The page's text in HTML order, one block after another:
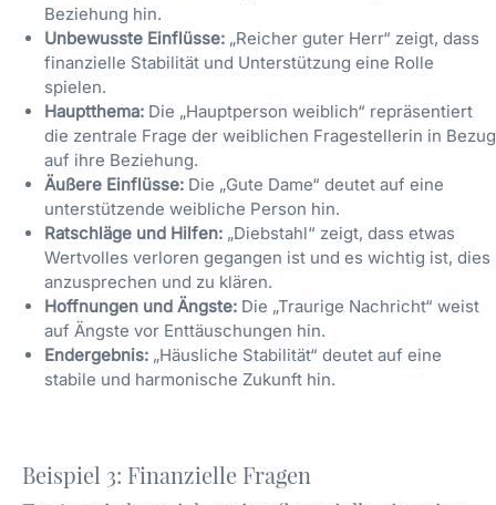
Beziehung hin.
Unbewusste Einflüsse: „Reicher guter Herr“ zeigt, dass
finanzielle Stabilität und Unterstützung eine Rolle
spielen.
Hauptthema: Die „Hauptperson weiblich“ repräsentiert
die zentrale Frage der weiblichen Fragestellerin in Bezug
auf ihre Beziehung.
Äußere Einflüsse: Die „Gute Dame“ deutet auf eine
unterstützende weibliche Person hin.
Ratschläge und Hilfen: „Diebstahl“ zeigt, dass etwas
Wertvolles verloren gegangen ist und es wichtig ist, dies
anzusprechen und zu klären.
Hoffnungen und Ängste: Die „Traurige Nachricht“ weist
auf Ängste vor Enttäuschungen hin.
Endergebnis: „Häusliche Stabilität“ deutet auf eine
stabile und harmonische Zukunft hin.
Beispiel 3: Finanzielle Fragen